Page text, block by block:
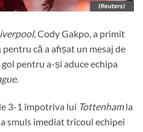
, Cody Gakpo, a primit
că a afișat un mesaj de
pentru a-și aduce echipa
.
3-1 împotriva lui Tottenhamla
smuls imediat tricoul echipei